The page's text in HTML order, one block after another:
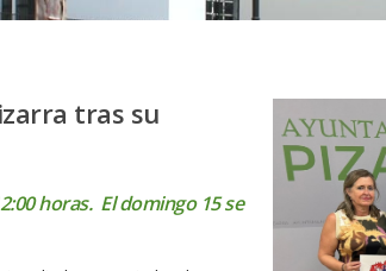
tras su
horas. El domingo 15 se